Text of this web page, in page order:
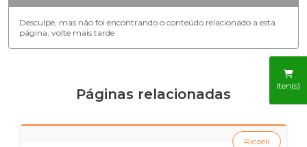
iten(s)
Desculpe, mas não foi encontrando o conteúdo relacionado a esta
página, volte mais tarde
Páginas relacionadas
Ricaeli